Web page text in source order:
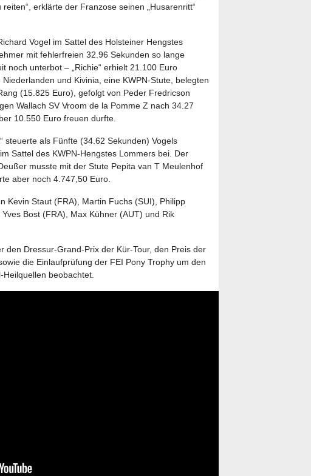
erklärte der Franzose seinen „Husarenritt“
Vogel im Sattel des Holsteiner Hengstes
mit fehlerfreien 32.96 Sekunden so lange
noch unterbot – „Richie“ erhielt 21.100 Euro
und Kivinia, eine KWPN-Stute, belegten
(15.825 Euro), gefolgt von Peder Fredricson
Wallach SV Vroom de la Pomme Z nach 34.27
10.550 Euro freuen durfte.
steuerte als Fünfte (34.62 Sekunden) Vogels
Sattel des KWPN-Hengstes Lommers bei. Der
musste mit der Stute Pepita van T Meulenhof
aber noch 4.747,50 Euro.
Kevin Staut (FRA), Martin Fuchs (SUI), Philipp
Bost (FRA), Max Kühner (AUT) und Rik
den Dressur-Grand-Prix der Kür-Tour, den Preis der
die Einlaufprüfung der FEI Pony Trophy um den
beobachtet.